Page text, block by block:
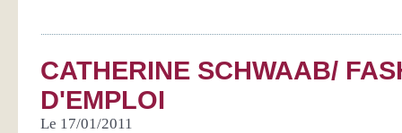
CATHERINE SCHWAAB/
D'EMPLOI
Le 17/01/2011